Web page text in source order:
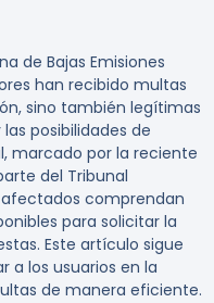
de Bajas Emisiones
han recibido multas
sino también legítimas
posibilidades de
marcado por la reciente
del Tribunal
comprendan
para solicitar la
Este artículo sigue
a los usuarios en la
de manera eficiente.